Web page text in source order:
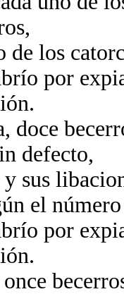
de los
por
doce
defecto,
sus
el
por